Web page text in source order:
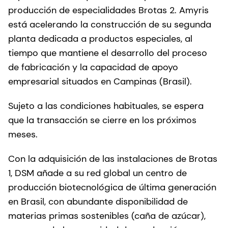
producción de especialidades Brotas 2. Amyris
está acelerando la construcción de su segunda
planta dedicada a productos especiales, al
tiempo que mantiene el desarrollo del proceso
de fabricación y la capacidad de apoyo
empresarial situados en Campinas (Brasil).
Sujeto a las condiciones habituales, se espera
que la transacción se cierre en los próximos
meses.
Con la adquisición de las instalaciones de Brotas
1, DSM añade a su red global un centro de
producción biotecnológica de última generación
en Brasil, con abundante disponibilidad de
materias primas sostenibles (caña de azúcar),